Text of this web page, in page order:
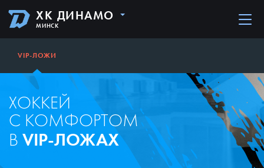
ХК ДИНАМО
МИНСК
VIP-ЛОЖИ
ХОККЕЙ
С КОМФОРТОМ
В VIP-ЛОЖАХ